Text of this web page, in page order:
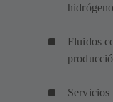
Fluidos
Servicios